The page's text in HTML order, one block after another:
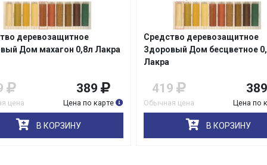
деревозащитное
Дом бесцветное 0,8л
цена
389
Цена по карте
В КОРЗИНУ
Антисептик Valtti Log EC 9л
Tikkurila
9 399
Обычная цена
9
Цена по
В КОРЗИНУ